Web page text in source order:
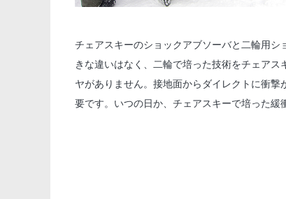
チェアスキーのショックアブソーバと二輪用シ
きな違いはなく、二輪で培った技術をチェア
ヤがありません。接地面からダイレクトに衝
要です。いつの日か、チェアスキーで培った緩